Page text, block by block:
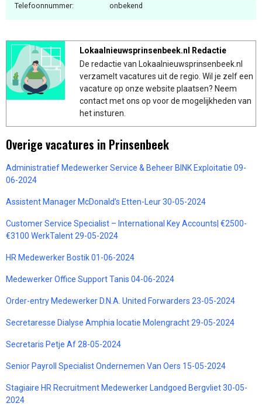
Telefoonnummer: onbekend
Lokaalnieuwsprinsenbeek.nl Redactie
De redactie van Lokaalnieuwsprinsenbeek.nl
verzamelt vacatures uit de regio. Wil je zelf een
vacature op onze website plaatsen? Neem
contact met ons op voor de mogelijkheden van
het insturen.
Overige vacatures in Prinsenbeek
Administratief Medewerker Service & Beheer BINK Exploitatie 09-
06-2024
Assistent Manager McDonald’s Etten-Leur 30-05-2024
Customer Service Specialist – International Key Accounts| €2500-
€3100 WerkTalent 29-05-2024
HR Medewerker Bostik 01-06-2024
Medewerker Office Support Tanis 04-06-2024
Order-entry Medewerker D.N.A. United Forwarders 23-05-2024
Secretaresse Dialyse Amphia locatie Molengracht 29-05-2024
Secretaris Petje Af 28-05-2024
Senior Payroll Specialist Ondernemen Van Oers 15-05-2024
Stagiaire HR Recruitment Medewerker Landgoed Bergvliet 30-05-
2024